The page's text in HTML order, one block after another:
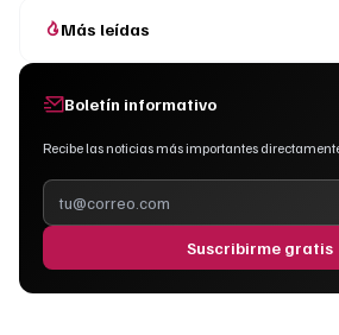
Más leídas
Boletín informativo
Recibe las noticias más importantes
Suscribirme gratis